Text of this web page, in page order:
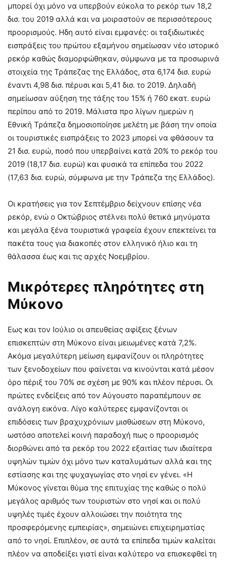
μπορεί όχι μόνο να υπερβούν εύκολα το ρεκόρ των 18,2
δισ. του 2019 αλλά και να μοιραστούν σε περισσότερους
προορισμούς. Ηδη αυτό είναι εμφανές: οι ταξιδιωτικές
εισπράξεις του πρώτου εξαμήνου σημείωσαν νέο ιστορικό
ρεκόρ καθώς διαμορφώθηκαν, σύμφωνα με τα προσωρινά
στοιχεία της Τράπεζας της Ελλάδος, στα 6,174 δισ. ευρώ
έναντι 4,98 δισ. πέρυσι και 5,41 δισ. το 2019. Δηλαδή
σημείωσαν αύξηση της τάξης του 15% ή 760 εκατ. ευρώ
περίπου από το 2019. Μάλιστα προ λίγων ημερών η
Εθνική Τράπεζα δημοσιοποίησε μελέτη με βάση την οποία
οι τουριστικές εισπράξεις το 2023 μπορεί να φθάσουν τα
21 δισ. ευρώ, ποσό που υπερβαίνει κατά 20% το ρεκόρ του
2019 (18,17 δισ. ευρώ) και φυσικά τα επίπεδα του 2022
(17,63 δισ. ευρώ, σύμφωνα με την Τράπεζα της Ελλάδος).
Οι κρατήσεις για τον Σεπτέμβριο δείχνουν επίσης νέα
ρεκόρ, ενώ ο Οκτώβριος στέλνει πολύ θετικά μηνύματα
και μεγάλα ξένα τουριστικά γραφεία έχουν επεκτείνει τα
πακέτα τους για διακοπές στον ελληνικό ήλιο και τη
θάλασσα έως και τις αρχές Νοεμβρίου.
Μικρότερες πληρότητες στη
Μύκονο
Εως και τον Ιούλιο οι απευθείας αφίξεις ξένων
επισκεπτών στη Μύκονο είναι μειωμένες κατά 7,2%.
Ακόμα μεγαλύτερη μείωση εμφανίζουν οι πληρότητες
των ξενοδοχείων που φαίνεται να κινούνται κατά μέσον
όρο πέριξ του 70% σε σχέση με 90% και πλέον πέρυσι. Οι
πρώτες ενδείξεις από τον Αύγουστο παραπέμπουν σε
ανάλογη εικόνα. Λίγο καλύτερες εμφανίζονται οι
επιδόσεις των βραχυχρόνιων μισθώσεων στη Μύκονο,
ωστόσο αποτελεί κοινή παραδοχή πως ο προορισμός
διορθώνει από τα ρεκόρ του 2022 εξαιτίας των ιδιαίτερα
υψηλών τιμών όχι μόνο των καταλυμάτων αλλά και της
εστίασης και της ψυχαγωγίας στο νησί εν γένει. «Η
Μύκονος γίνεται θύμα της επιτυχίας της καθώς ο πολύ
μεγάλος αριθμός των τουριστών στο νησί και οι πολύ
υψηλές τιμές έχουν αλλοιώσει την ποιότητα της
προσφερόμενης εμπειρίας», σημειώνει επιχειρηματίας
από το νησί. Επιπλέον, σε αυτά τα επίπεδα τιμών καλείται
πλέον να αποδείξει γιατί είναι καλύτερο να επισκεφθεί τη